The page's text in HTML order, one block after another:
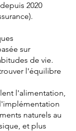
2020
sur
de vie.
l'équilibre
l'alimentation,
naturels au
et plus